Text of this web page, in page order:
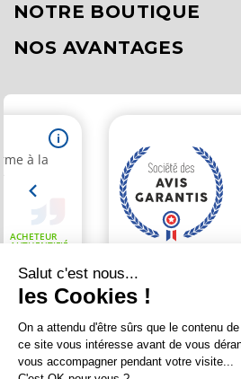
NOTRE BOUTIQUE
NOS AVANTAGES
Marchand approuvé par la Société
pour vérifier.
ConceptionAgence Multi Web | Identité
Salut c'est nous...
les Cookies !
On a attendu d'être sûrs que le contenu de
ce site vous intéresse avant de vous
vous accompagner pendant votre visite...